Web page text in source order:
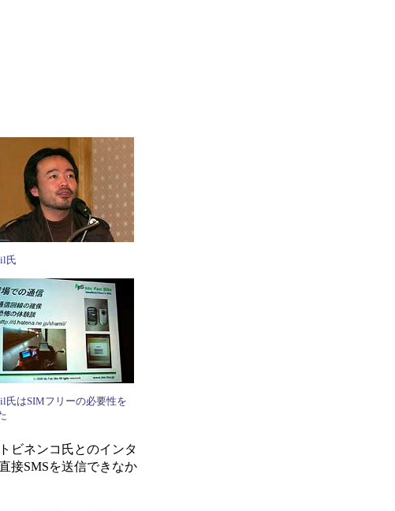
氏
氏はSIMフリーの必要性を
ビネンコ氏とのインタ
接SMSを送信できなか